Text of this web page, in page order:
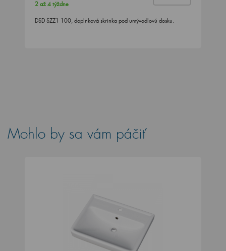
2 až 4 týždne
DSD SZZ1 100, doplnková skrinka pod umývadlovú dosku.
Mohlo by sa vám páčiť